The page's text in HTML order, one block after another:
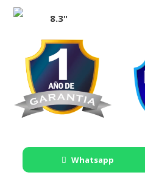
8.3"
Whatsapp